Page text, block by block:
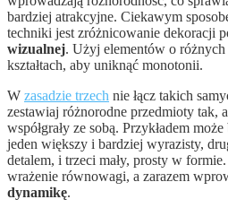
bardziej atrakcyjne. Ciekawym
techniki jest zróżnicowanie dekoracji
wizualnej. Użyj elementów o
kształtach, aby uniknąć monotonii.
W zasadzie trzech nie łącz takich
zestawiaj różnorodne przedmioty tak,
współgrały ze sobą. Przykładem
jeden większy i bardziej wyrazisty,
detalem, i trzeci mały, prosty w
wrażenie równowagi, a zarazem
dynamikę.